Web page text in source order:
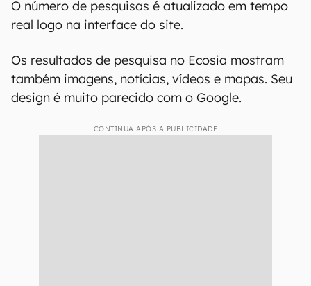
O número de pesquisas é atualizado em tempo
real logo na interface do site.
Os resultados de pesquisa no Ecosia mostram
também imagens, notícias, vídeos e mapas. Seu
design é muito parecido com o Google.
CONTINUA APÓS A PUBLICIDADE